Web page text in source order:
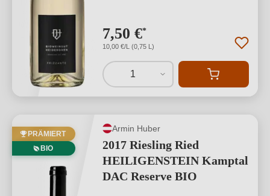
7,50 €*
10,00 €/L (0,75 L)
1
PRÄMIERT
BIO
Armin Huber
2017 Riesling Ried
HEILIGENSTEIN Kamptal
DAC Reserve BIO